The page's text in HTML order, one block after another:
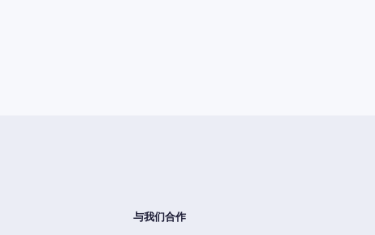
与我们合作